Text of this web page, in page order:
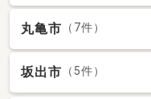
丸亀市 （7件）
坂出市 （5件）